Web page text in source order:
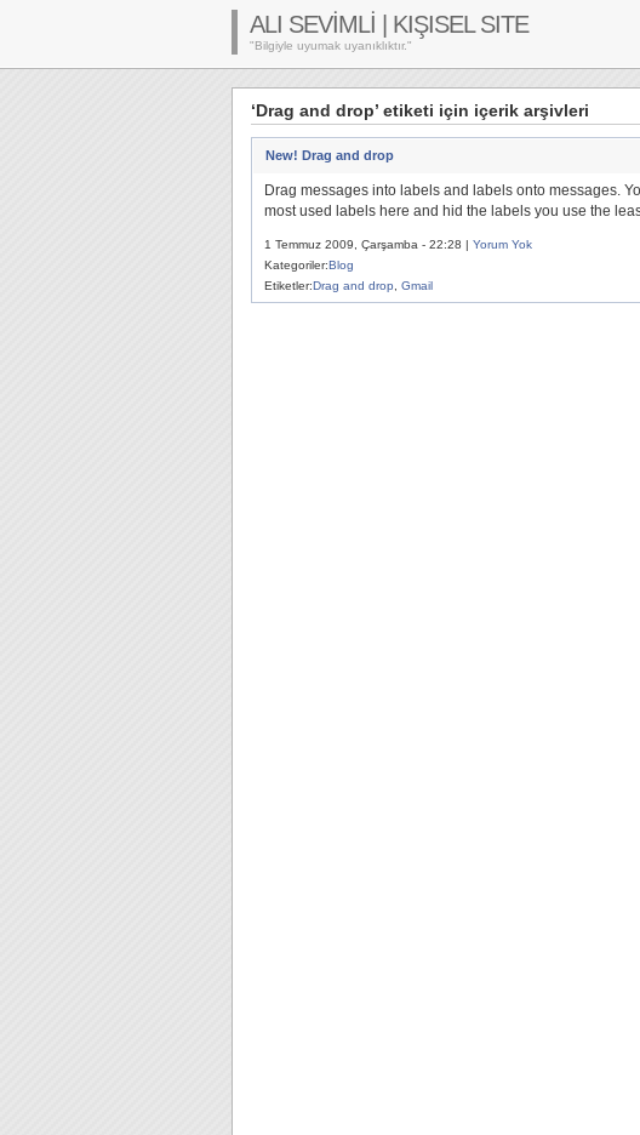
ALI SEVİMLİ | KIŞISEL SITE
"Bilgiyle uyumak uyanıklıktır."
‘Drag and drop’ etiketi için içerik arşivleri
New! Drag and drop
Drag messages into labels and labels onto messages.
most used labels here and hid the labels you use the
1 Temmuz 2009, Çarşamba - 22:28 | Yorum Yok
Kategoriler:Blog
Etiketler:Drag and drop Gmail